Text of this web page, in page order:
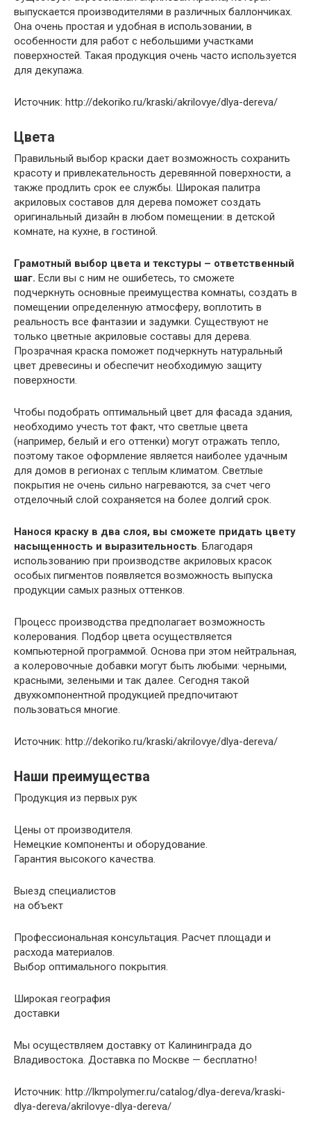
выпускается производителями в различных баллончиках.
Она очень простая и удобная в использовании, в
особенности для работ с небольшими участками
поверхностей. Такая продукция очень часто используется
для декупажа.
Источник: http://dekoriko.ru/kraski/akrilovye/dlya-dereva/
Цвета
Правильный выбор краски дает возможность сохранить
красоту и привлекательность деревянной поверхности, а
также продлить срок ее службы. Широкая палитра
акриловых составов для дерева поможет создать
оригинальный дизайн в любом помещении: в детской
комнате, на кухне, в гостиной.
Грамотный выбор цвета и текстуры – ответственный
шаг. Если вы с ним не ошибетесь, то сможете
подчеркнуть основные преимущества комнаты, создать в
помещении определенную атмосферу, воплотить в
реальность все фантазии и задумки. Существуют не
только цветные акриловые составы для дерева.
Прозрачная краска поможет подчеркнуть натуральный
цвет древесины и обеспечит необходимую защиту
поверхности.
Чтобы подобрать оптимальный цвет для фасада здания,
необходимо учесть тот факт, что светлые цвета
(например, белый и его оттенки) могут отражать тепло,
поэтому такое оформление является наиболее удачным
для домов в регионах с теплым климатом. Светлые
покрытия не очень сильно нагреваются, за счет чего
отделочный слой сохраняется на более долгий срок.
Нанося краску в два слоя, вы сможете придать цвету
насыщенность и выразительность . Благодаря
использованию при производстве акриловых красок
особых пигментов появляется возможность выпуска
продукции самых разных оттенков.
Процесс производства предполагает возможность
колерования. Подбор цвета осуществляется
компьютерной программой. Основа при этом нейтральная,
а колеровочные добавки могут быть любыми: черными,
красными, зелеными и так далее. Сегодня такой
двухкомпонентной продукцией предпочитают
пользоваться многие.
Источник: http://dekoriko.ru/kraski/akrilovye/dlya-dereva/
Наши преимущества
Продукция из первых рук
Цены от производителя.
Немецкие компоненты и оборудование.
Гарантия высокого качества.
Выезд специалистов
на объект
Профессиональная консультация. Расчет площади и
расхода материалов.
Выбор оптимального покрытия.
Широкая география
доставки
Мы осуществляем доставку от Калининграда до
Владивостока. Доставка по Москве — бесплатно!
Источник: http://lkmpolymer.ru/catalog/dlya-dereva/kraski-
dlya-dereva/akrilovye-dlya-dereva/